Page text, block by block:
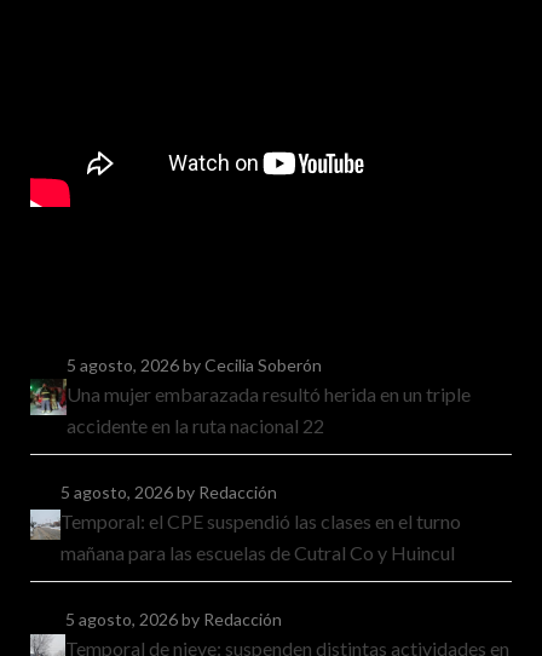
5 agosto, 2026by Cecilia Soberón
Una mujer embarazada resultó herida en un triple
accidente en la ruta nacional 22
5 agosto, 2026by Redacción
Temporal: el CPE suspendió las clases en el turno
mañana para las escuelas de Cutral Co y Huincul
5 agosto, 2026by Redacción
Temporal de nieve: suspenden distintas actividades en